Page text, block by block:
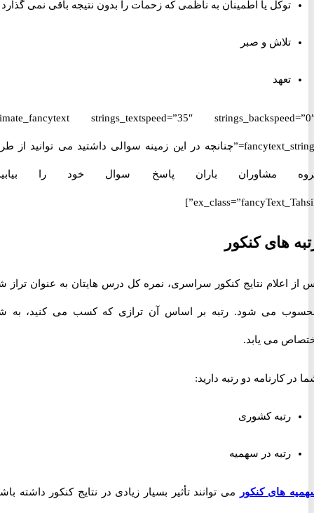
توکل یا اطمینان به ناظمی که زحمات را بدون نتیجه باقی نمی گذارد
تلاش و صبر
تعهد
[ultimate_fancytext strings_textspeed=”35″
fancytext_strings=”چنانچه در این زمینه سوالی داشتید می توانید از طریق
مشاوران باران پاسخ سوال خود را بیابید.”
های کنکور
اعلام نتایج کنکور سراسری، نمره کل درس هایتان به عنوان تراز شما
می شود. رتبه بر اساس آن ترازی که کسب می کنید، به شما
می یابد.
کارنامه دو رتبه دارید:
رتبه کشوری
رتبه در سهمیه
های کنکورمی توانند تأثیر بسیار زیادی در نتایج کنکور داشته باشند.